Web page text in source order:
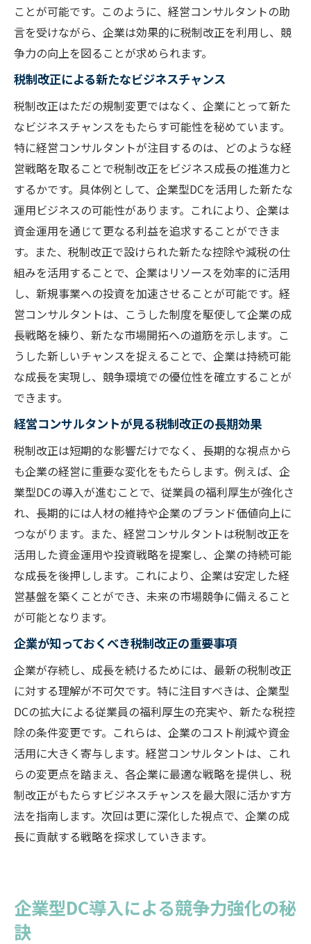
企業が知っておくべき税制優遇措置
税制優遇を活用するための具体的戦略
経営コンサルが提案する優遇措置の導入法
税制優遇を最大化するための企業の取り組
み
経営コンサルタントの視点から見る優遇措
置活用
税制優遇を通じた企業の競争力向上策
税制改正を見据えた企業型DCの効果的運用法
税制改正に対応したDC運用のポイント
企業型DC運用における新しいアプローチ
経営コンサルが提案するDC運用改善策
DC運用の最適化と税制メリットの享受
企業型DCを効果的に運用するためのノウハ
ウ
税制改正を活かしたDC運用の成功事例
経営コンサルによる持続可能な企業成長への道
筋
持続可能な成長を目指す経営戦略
経営コンサルタントの視点から見る成長の
鍵
企業が直面する成長の課題とその解決策
持続可能な成長を実現するためのリーダー
シップ
企業の未来を見据えた成長戦略の策定
経営コンサルタントによる成長へのロード
マップ
ことが可能です。このように、経営コンサルタントの助
言を受けながら、企業は効果的に税制改正を利用し、競
争力の向上を図ることが求められます。
税制改正による新たなビジネスチャンス
税制改正はただの規制変更ではなく、企業にとって新た
なビジネスチャンスをもたらす可能性を秘めています。
特に経営コンサルタントが注目するのは、どのような経
営戦略を取ることで税制改正をビジネス成長の推進力と
するかです。具体例として、企業型DCを活用した新たな
運用ビジネスの可能性があります。これにより、企業は
資金運用を通じて更なる利益を追求することができま
す。また、税制改正で設けられた新たな控除や減税の仕
組みを活用することで、企業はリソースを効率的に活用
し、新規事業への投資を加速させることが可能です。経
営コンサルタントは、こうした制度を駆使して企業の成
長戦略を練り、新たな市場開拓への道筋を示します。こ
うした新しいチャンスを捉えることで、企業は持続可能
な成長を実現し、競争環境での優位性を確立することが
できます。
経営コンサルタントが見る税制改正の長期効果
税制改正は短期的な影響だけでなく、長期的な視点から
も企業の経営に重要な変化をもたらします。例えば、企
業型DCの導入が進むことで、従業員の福利厚生が強化さ
れ、長期的には人材の維持や企業のブランド価値向上に
つながります。また、経営コンサルタントは税制改正を
活用した資金運用や投資戦略を提案し、企業の持続可能
な成長を後押しします。これにより、企業は安定した経
営基盤を築くことができ、未来の市場競争に備えること
が可能となります。
企業が知っておくべき税制改正の重要事項
企業が存続し、成長を続けるためには、最新の税制改正
に対する理解が不可欠です。特に注目すべきは、企業型
DCの拡大による従業員の福利厚生の充実や、新たな税控
除の条件変更です。これらは、企業のコスト削減や資金
活用に大きく寄与します。経営コンサルタントは、これ
らの変更点を踏まえ、各企業に最適な戦略を提供し、税
制改正がもたらすビジネスチャンスを最大限に活かす方
法を指南します。次回は更に深化した視点で、企業の成
長に貢献する戦略を探求していきます。
企業型DC導入による競争力強化の秘
訣